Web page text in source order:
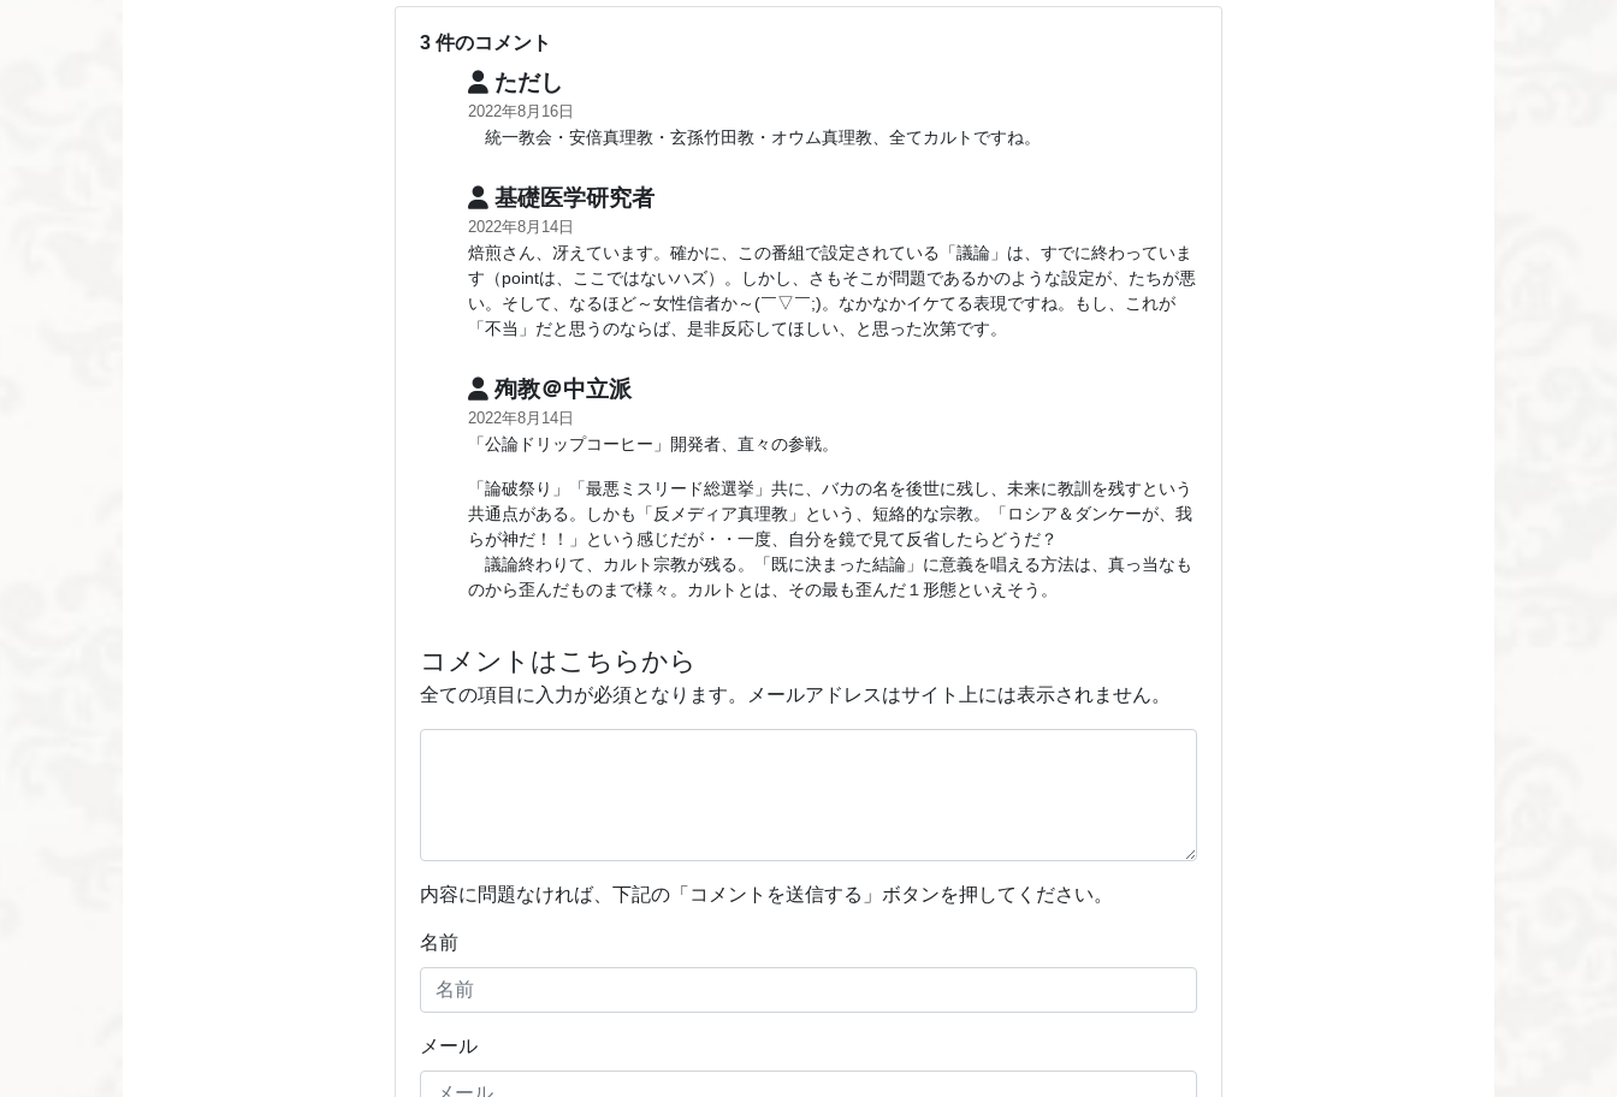
3 件のコメント
ただし
2022年8月16日
統一教会・安倍真理教・玄孫竹田教・オウム真理教、全てカルトですね。
基礎医学研究者
2022年8月14日
焙煎さん、冴えています。確かに、この番組で設定されている「議論」は、すでに終わっていま
す（pointは、ここではないハズ）。しかし、さもそこが問題であるかのような設定が、たちが悪
い。そして、なるほど～女性信者か～(￣▽￣;)。なかなかイケてる表現ですね。もし、これが
「不当」だと思うのならば、是非反応してほしい、と思った次第です。
殉教＠中立派
2022年8月14日
「公論ドリップコーヒー」開発者、直々の参戦。
「論破祭り」「最悪ミスリード総選挙」共に、バカの名を後世に残し、未来に教訓を残すという
共通点がある。しかも「反メディア真理教」という、短絡的な宗教。「ロシア＆ダンケーが、我
らが神だ！！」という感じだが・・一度、自分を鏡で見て反省したらどうだ？
議論終わりて、カルト宗教が残る。「既に決まった結論」に意義を唱える方法は、真っ当なも
のから歪んだものまで様々。カルトとは、その最も歪んだ１形態といえそう。
コメントはこちらから
全ての項目に入力が必須となります。メールアドレスはサイト上には表示されません。
内容に問題なければ、下記の「コメントを送信する」ボタンを押してください。
名前
メール